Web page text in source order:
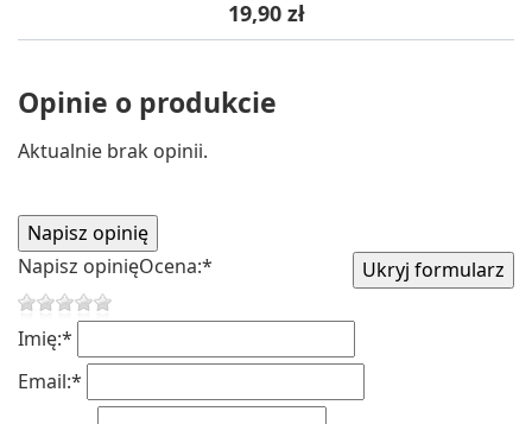
Cena
19,90 zł
Opinie o produkcie
Aktualnie brak opinii.
Napisz opinięOcena:*
Imię:*
Email:*